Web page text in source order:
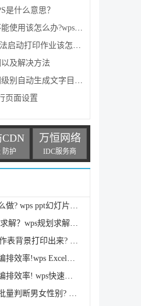
是什么意思？
怎么办?wps表格中宏的使用方
打印作业该怎么解决？
及解决方法
自动生成文字目录？
页面设置
防护
万恒网络
IDC服务商
打字机动画效果怎么做? wps ppt幻灯片中文字添加打字
怎么采用Excel规划求解？wps规划求解功能求解多变量方
wps Excel如何将工作表背景打印出来? 为表格添加可打
高效提升考场座位编排效率!wps Excel快速给考生随机生
高效提升考场座位编排效率! wps快速为考生随机生成考
身份证号怎么快速批量判断男女性别? wps函数综合应用